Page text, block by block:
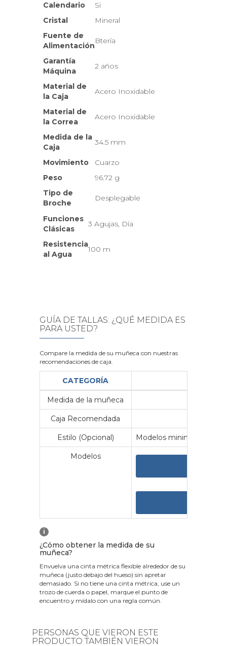
Calendario
Si
Cristal
Mineral
Fuente de
Alimentación
Btería
Garantía
Máquina
2 años
Material de
la Caja
Acero Inoxidable
Material de
la Correa
Acero Inoxidable
Medida de la
Caja
34.5 mm
Movimiento
Cuarzo
Peso
96.72 g
Tipo de
Broche
Desplegable
Funciones
Clásicas
3 Agujas, Día
Resistencia
al Agua
100 m
GUÍA DE TALLAS: ¿QUÉ MEDIDA ES
PARA USTED?
Compare la medida de su muñeca con nuestras
recomendaciones de caja.
CATEGORÍA
Medida de la muñeca
Caja Recomendada
Estilo (Opcional) Modelos minimalistas y
Modelos
i
¿Cómo obtener la medida de su
muñeca?
Envuelva una cinta métrica flexible alrededor de su
muñeca (justo debajo del hueso) sin apretar
demasiado. Si no tiene una cinta métrica, use un
trozo de cuerda o papel, marque el punto de
encuentro y mídalo con una regla común.
PERSONAS QUE VIERON ESTE
PRODUCTO TAMBIÉN VIERON